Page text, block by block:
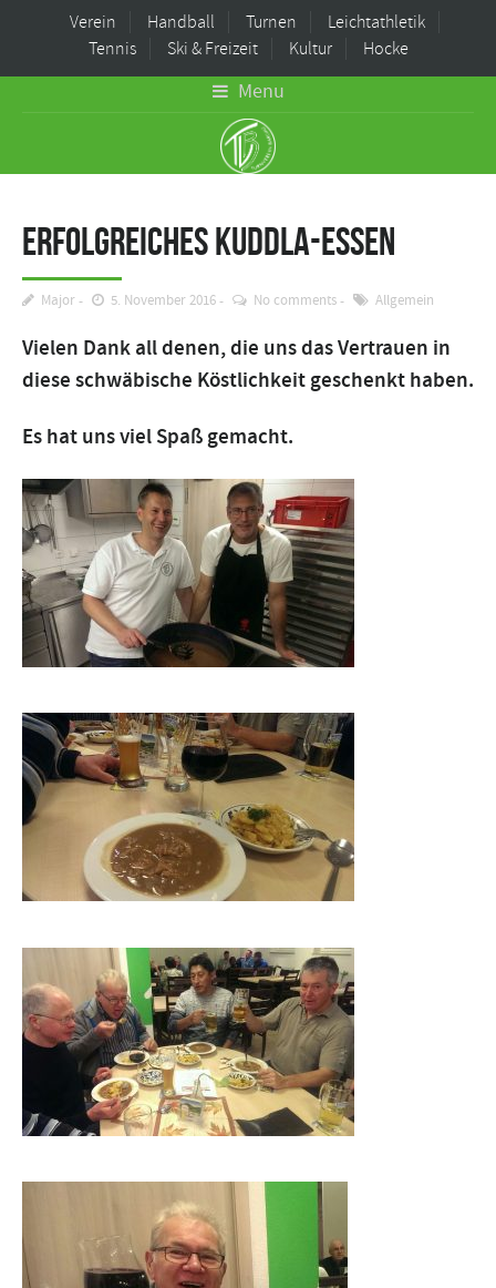
Verein Handball Turnen
Leichtathletik
Tennis
Ski & Freizeit Kultur Hocke
Menu
Erfolgreiches Kuddla-Essen
Major 5. November 2016 No comments Allgemein
Vielen Dank all denen, die uns das Vertrauen in
diese schwäbische Köstlichkeit geschenkt haben.
Es hat uns viel Spaß gemacht.